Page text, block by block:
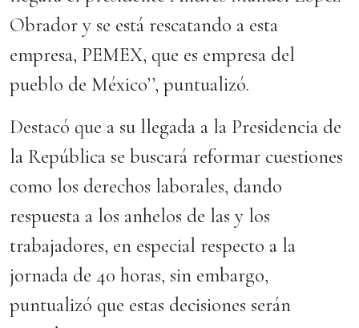
Obrador y se está rescatando a esta
empresa, PEMEX, que es empresa del
pueblo de México’’, puntualizó.
Destacó que a su llegada a la Presidencia de
la República se buscará reformar cuestiones
como los derechos laborales, dando
respuesta a los anhelos de las y los
trabajadores, en especial respecto a la
jornada de 40 horas, sin embargo,
puntualizó que estas decisiones serán